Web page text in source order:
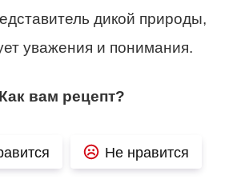
дикой природы,
уважения и понимания.
Как вам рецепт?
Не нравится